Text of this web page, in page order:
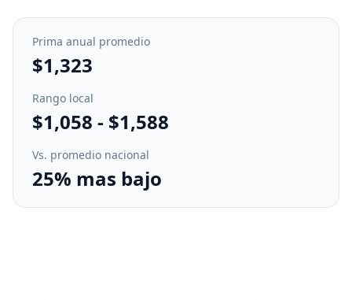
Prima anual promedio
$1,323
Rango local
$1,058 - $1,588
Vs. promedio nacional
25% mas bajo